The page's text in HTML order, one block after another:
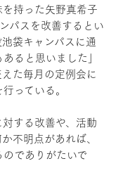
持った矢野真希子
パスを改善するとい
袋キャンパスに通
ると思いました」
た毎月の定例会に
っている。
する改善や、活動
不明点があれば、
でありがたいで